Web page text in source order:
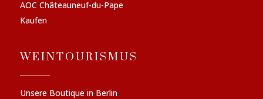
AOC Châteauneuf-du-Pape
Kaufen
WEINTOURISMUS
Unsere Boutique in Berlin